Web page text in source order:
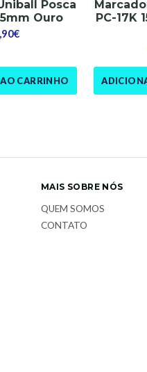
Posca
Ouro
CARRINHO
PC-17K
MAIS SOBRE NÓS
QUEM SOMOS
CONTATO